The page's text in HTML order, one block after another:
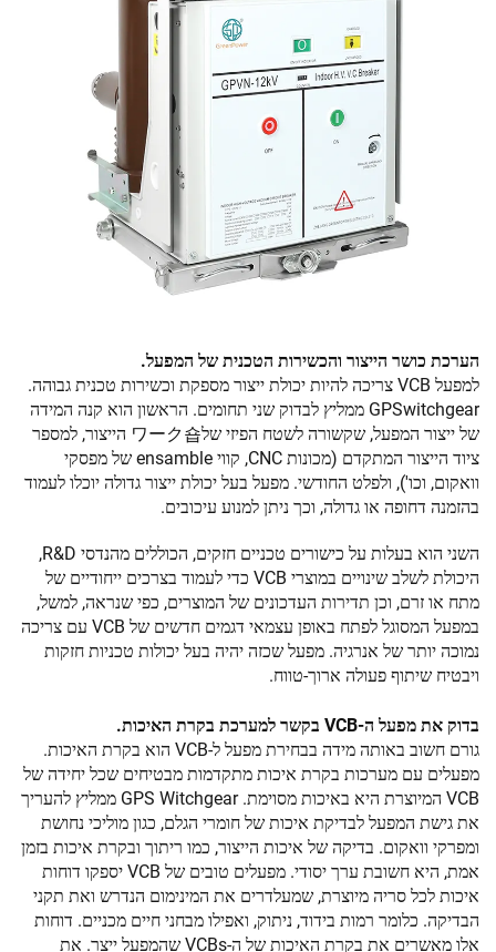
הערכת כושר הייצור והכשירות הטכנית של המפעל.
למפעל VCB צריכה להיות יכולת ייצור מספקת וכשירות טכנית גבוהה.
GPSwitchgear ממליץ לבדוק שני תחומים. הראשון הוא קנה המידה
של ייצור המפעל, שקשורה לשטח הפיזי שלワーク숍 הייצור, למספר
ציוד הייצור המתקדם (מכונות CNC, קווי ensamble של מפסקי
וואקום, וכו'), ולפלט החודשי. מפעל בעל יכולת ייצור גדולה יוכלו לעמוד
בהזמנה דחופה או גדולה, וכך ניתן למנוע עיכובים.
השני הוא בעלות על כישורים טכניים חזקים, הכוללים מהנדסי R&D,
היכולת לשלב שינויים במוצרי VCB כדי לעמוד בצרכים ייחודיים של
מתח או זרם, וכן תדירות העדכונים של המוצרים, כפי שנראה, למשל,
במפעל המסוגל לפתח באופן עצמאי דגמים חדשים של VCB עם צריכה
נמוכה יותר של אנרגיה. מפעל שכזה יהיה בעל יכולות טכניות חזקות
ויבטיח שיתוף פעולה ארוך-טווח.
בדוק את מפעל ה-VCB בקשר למערכת בקרת האיכות.
גורם חשוב באותה מידה בבחירת מפעל ל-VCB הוא בקרת האיכות.
מפעלים עם מערכות בקרת איכות מתקדמות מבטיחים שכל יחידה של
VCB המיוצרת היא באיכות מסוימת. GPS Witchgear ממליץ להעריך
את גישת המפעל לבדיקת איכות של חומרי הגלם, כגון מוליכי נחושת
ומפרקי וואקום. בדיקה של איכות הייצור, כמו ריתוך ובקרת איכות בזמן
אמת, היא חשובת ערך יסודי. מפעלים טובים של VCB יספקו דוחות
איכות לכל סריה מיוצרת, שמעלדרים את המינימום הנדרש ואת תקני
הבדיקה. כלומר רמות בידוד, ניתוק, ואפילו מבחני חיים מכניים. דוחות
אלו מאשרים את בקרת האיכות של ה-VCBs שהמפעל ייצר. את